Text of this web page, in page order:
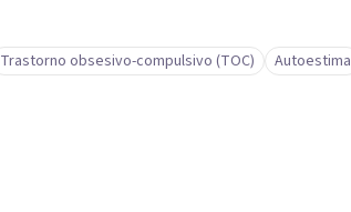
Trastorno obsesivo-compulsivo (TOC)
Autoestima